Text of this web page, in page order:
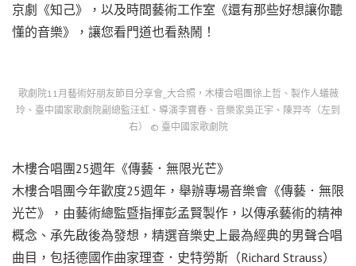
京劇《知己》，以及時間藝術工作室《還有那些好想讓你聽
懂的音樂》，讓您看門道也看熱鬧！
歌劇院11月藝術好朋友節目分享會_大合照，木樓合唱團徐上哲、製作人蟻薇
玲、臺中國家歌劇院副總監汪虹、導演李寶春、音樂家吳正宇、陳羿岑（左到
右） © 臺中國家歌劇院
木樓合唱團25週年《傳藝．無限光芒》
木樓合唱團今年歡度25週年，舉辦專場音樂會《傳藝．無限
光芒》，由藝術總監暨指揮彭孟賢製作，以傳承藝術的精神
概念、承先啟後為發想，精選音樂史上最為經典的男聲合唱
曲目，包括德國作曲家理查．史特勞斯（Richard Strauss）